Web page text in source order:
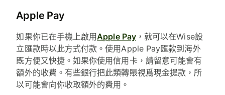
Apple Pay
如果你已在手機上啟用Apple Pay，就可以在Wise設
立匯款時以此方式付款。使用Apple Pay匯款到海外
既方便又快捷。如果你使用信用卡，請留意可能會有
額外的收費。有些銀行把此類轉賬視爲現金提款，所
以可能會向你收取額外的費用。